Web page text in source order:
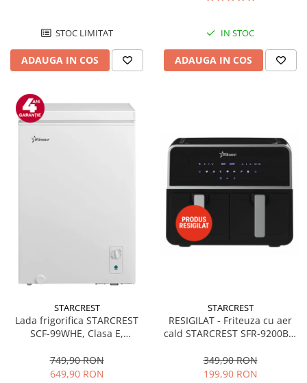
STOC LIMITAT
ADAUGA IN COS
IN STOC
ADAUGA IN COS
STARCREST
Lada frigorifica STARCREST
SCF-99WHE, Clasa E,
convertibil - functie frigider,
Termostat reglabil, Alb
749,90 RON
649,90 RON
STARCREST
RESIGILAT - Friteuza cu aer
cald STARCREST SFR-9200BK,
Termostat 80 - 200 °C, 8
programe predefinite, Negru
349,90 RON
199,90 RON